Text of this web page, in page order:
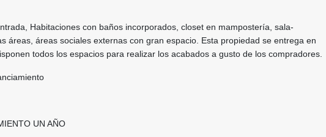
Habitaciones con baños incorporados, closet en mampostería, sala-
áreas, áreas sociales externas con gran espacio. Esta propiedad se entrega en
todos los espacios para realizar los acabados a gusto de los compradores.
UN AÑO